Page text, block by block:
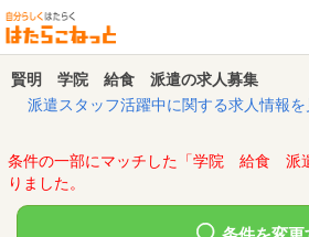
賢明 学院 給食 派遣の求人募集
派遣スタッフ活躍中に関する求人情報を
条件の一部にマッチした「学院 給食 派
りました。